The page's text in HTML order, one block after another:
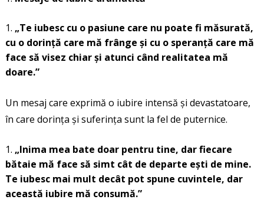
„Te iubesc cu o pasiune care nu poate fi măsurată,
cu o dorință care mă frânge și cu o speranță care mă
face să visez chiar și atunci când realitatea mă
doare.”
Un mesaj care exprimă o iubire intensă și devastatoare,
în care dorința și suferința sunt la fel de puternice.
„Inima mea bate doar pentru tine, dar fiecare
bătaie mă face să simt cât de departe ești de mine.
Te iubesc mai mult decât pot spune cuvintele, dar
această iubire mă consumă.”